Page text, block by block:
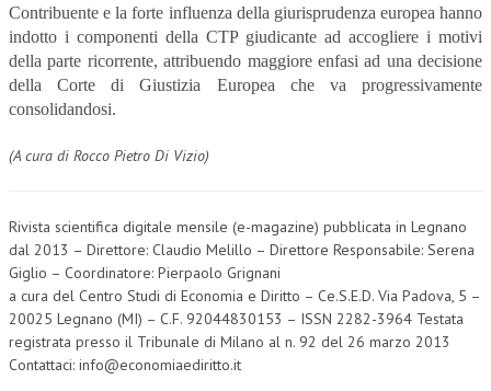
Contribuente e la forte influenza della giurisprudenza europea hanno
indotto i componenti della CTP giudicante ad accogliere i motivi
della parte ricorrente, attribuendo maggiore enfasi ad una decisione
della Corte di Giustizia Europea che va progressivamente
consolidandosi.
(A cura di Rocco Pietro Di Vizio)
Rivista scientifica digitale mensile (e-magazine) pubblicata in Legnano
dal 2013 – Direttore: Claudio Melillo – Direttore Responsabile: Serena
Giglio – Coordinatore: Pierpaolo Grignani
a cura del Centro Studi di Economia e Diritto – Ce.S.E.D. Via Padova, 5 –
20025 Legnano (MI) – C.F. 92044830153 – ISSN 2282-3964 Testata
registrata presso il Tribunale di Milano al n. 92 del 26 marzo 2013
Contattaci: info@economiaediritto.it